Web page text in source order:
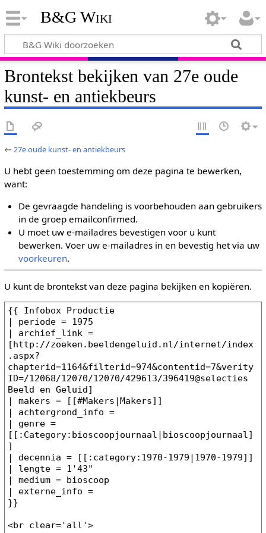
B&G Wiki
Brontekst bekijken van 27e oude
kunst- en antiekbeurs
←27e oude kunst- en antiekbeurs
U hebt geen toestemming om deze pagina te bewerken,
want:
De gevraagde handeling is voorbehouden aan gebruikers
in de groep emailconfirmed.
U moet uw e-mailadres bevestigen voor u kunt
bewerken. Voer uw e-mailadres in en bevestig het via uw
voorkeuren.
U kunt de brontekst van deze pagina bekijken en kopiëren.